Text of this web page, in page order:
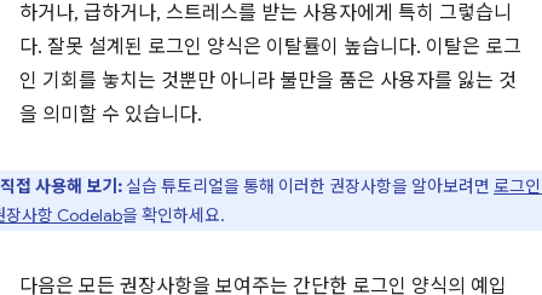
하거나, 급하거나, 스트레스를 받는 사용자에게 특히 그렇습니
다. 잘못 설계된 로그인 양식은 이탈률이 높습니다. 이탈은 로그
인 기회를 놓치는 것뿐만 아니라 불만을 품은 사용자를 잃는 것
을 의미할 수 있습니다.
직접 사용해 보기: 실습 튜토리얼을 통해 이러한 권장사항을 알아보려면 로그
장사항 Codelab을 확인하세요.
다음은 모든 권장사항을 보여주는 간단한 로그인 양식의 예입